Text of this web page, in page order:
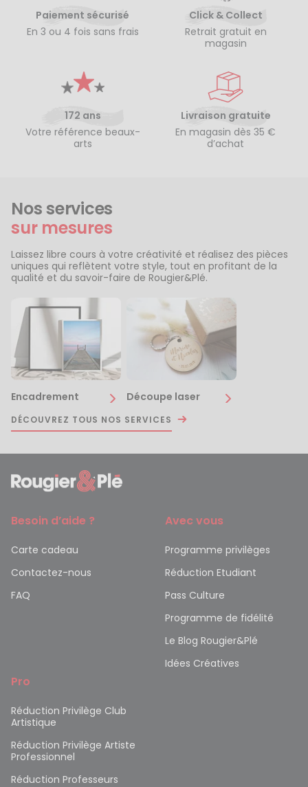
Paiement sécurisé
En 3 ou 4 fois sans frais
Click & Collect
Retrait gratuit en
magasin
172 ans
Votre référence beaux-
arts
Livraison gratuite
En magasin dès 35 €
d’achat
Nos services
sur mesures
Laissez libre cours à votre créativité et réalisez des pièces
uniques qui reflètent votre style, tout en profitant de la
qualité et du savoir-faire de Rougier&Plé.
Encadrement Découpe laser
DÉCOUVREZ TOUS NOS SERVICES
Besoin d’aide ?
Carte cadeau
Contactez-nous
FAQ
Avec vous
Programme privilèges
Réduction Etudiant
Pass Culture
Programme de fidélité
Le Blog Rougier&Plé
Idées Créatives
Pro
Réduction Privilège Club
Artistique
Réduction Privilège Artiste
Professionnel
Réduction Professeurs